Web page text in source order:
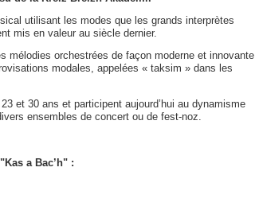
utilisant les modes que les grands interprètes
mis en valeur au siècle dernier.
mélodies orchestrées de façon moderne et innovante
modales, appelées « taksim » dans les
et 30 ans et participent aujourd’hui au dynamisme
ensembles de concert ou de fest-noz.
a Bac’h" :